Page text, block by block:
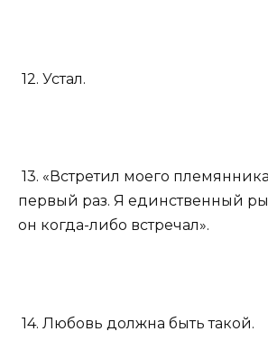
12. Устал.
13. «Встретил моего
первый раз. Я единственный
он когда-либо встречал».
14. Любовь должна быть такой.